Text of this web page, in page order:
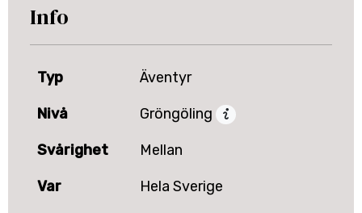
Info
Typ Äventyr
Nivå Gröngöling
Svårighet Mellan
Var Hela Sverige